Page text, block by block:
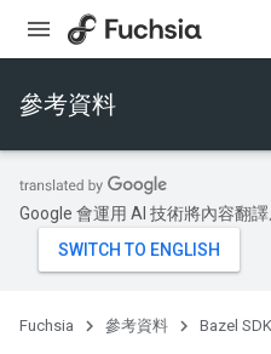
參考資料
Google 會運用 AI 技術將內容翻
Fuchsia 參考資料 Bazel SDK